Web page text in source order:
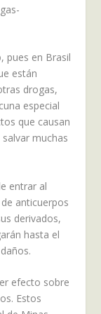
pues en Brasil
están
drogas,
especial
que causan
muchas
entrar al
anticuerpos
derivados,
hasta el
efecto sobre
Estos